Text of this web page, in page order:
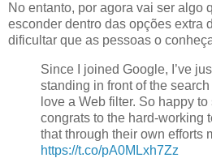
No entanto, por agora vai ser algo
esconder dentro das opções extra
dificultar que as pessoas o
Since I joined Google, I’ve
standing in front of the
love a Web filter. So happy to
congrats to the hard-working
that through their own efforts
https://t.co/pA0MLxh7Zz